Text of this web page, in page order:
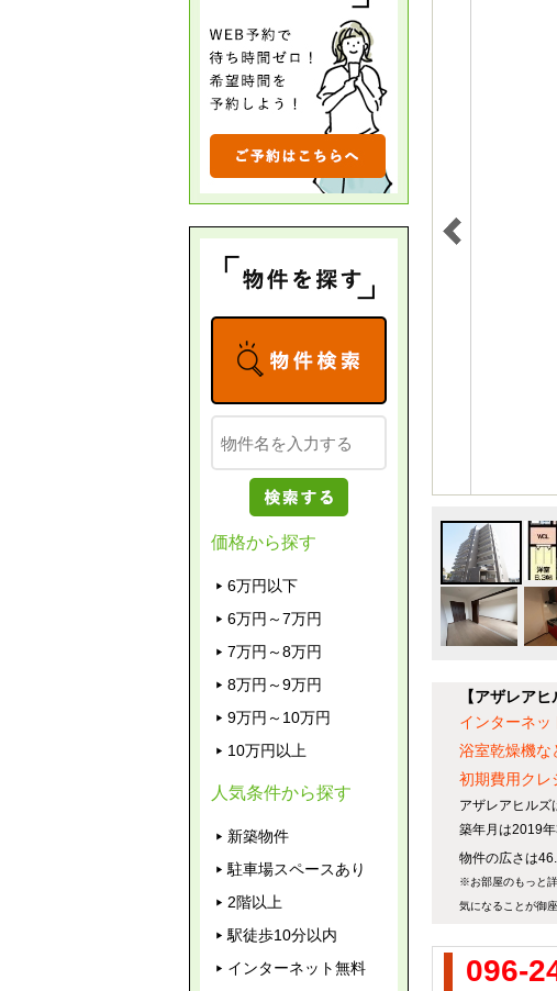
【アザレア
インターネッ
浴室乾燥機な
初期費用クレ
アザレアヒルズ
築年月は2019
物件の広さは
※お部屋のもっと
気になることが御
096-
価格から探す
6万円以下
6万円～7万円
7万円～8万円
8万円～9万円
9万円～10万円
10万円以上
人気条件から探す
新築物件
駐車場スペースあり
2階以上
駅徒歩10分以内
インターネット無料